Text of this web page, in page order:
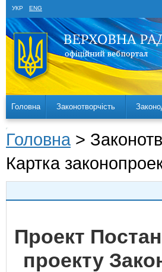
УКР ENG
Головна Законотворчість
Головна >
Картка
Проект
проекту